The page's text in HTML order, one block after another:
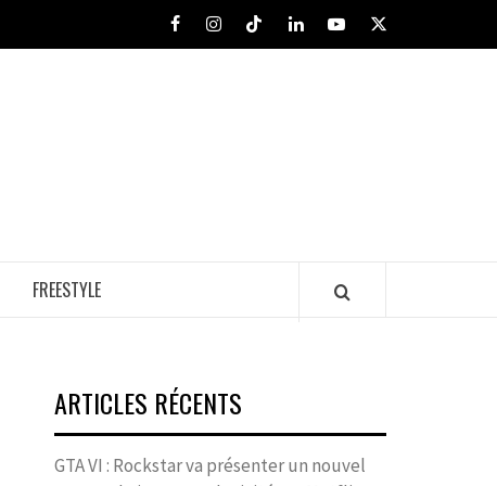
FacebookInstagram
TiktokLinkedInYoutube
X
FREESTYLE
ARTICLES RÉCENTS
GTA VI : Rockstar va présenter un nouvel